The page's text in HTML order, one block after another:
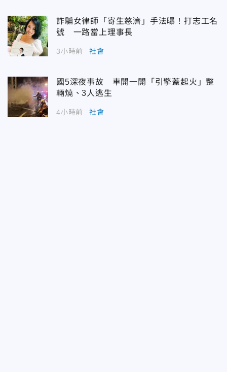
詐騙女律師「寄生慈濟」手法曝！打志工名
號 一路當上理事長
3小時前 社會
國5深夜事故 車開一開「引擎蓋起火」整
輛燒、3人逃生
4小時前 社會